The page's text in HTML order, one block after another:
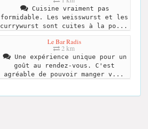
Cuisine vraiment pas
formidable. Les weisswurst et les
currywurst sont cuites à la po...
Le Bar Radis
2 km
Une expérience unique pour un
goût au rendez-vous. C'est
agréable de pouvoir manger v...